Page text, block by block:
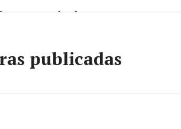
Sanjuán
publicadas